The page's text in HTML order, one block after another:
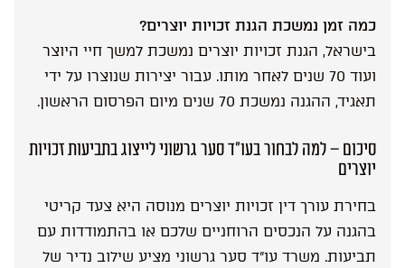
כמה זמן נמשכת הגנת זכויות יוצרים?
בישראל, הגנת זכויות יוצרים נמשכת למשך חיי היוצר
ועוד 70 שנים לאחר מותו. עבור יצירות שנוצרו על ידי
תאגיד, ההגנה נמשכת 70 שנים מיום הפרסום הראשון.
סיכום – למה לבחור בעו”ד סער גרשוני לייצוג בתביעות זכויות
יוצרים
בחירת עורך דין זכויות יוצרים מנוסה היא צעד קריטי
בהגנה על הנכסים הרוחניים שלכם או בהתמודדות עם
תביעות. משרד עו”ד סער גרשוני מציע שילוב נדיר של